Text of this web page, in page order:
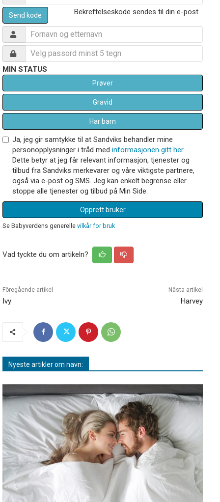
Send kode Bekreftelseskode sendes til din e-post.
MIN STATUS
Prøver
Gravid
Har barn
Ja, jeg gir samtykke til at Sandviks behandler mine
personopplysninger i tråd med informasjonen gitt her.
Dette betyr at jeg får relevant informasjon, tjenester og
tilbud fra Sandviks merkevarer og våre viktigste partnere,
også via e-post og SMS. Jeg kan enkelt begrense eller
stoppe alle tjenester og tilbud på Min Side.
Opprett bruker
Se Babyverdens generelle vilkår for bruk
Vad tyckte du om artikeln?
Föregående artikel
Ivy
Nästa artikel
Harvey
Nyeste artikler om navn: